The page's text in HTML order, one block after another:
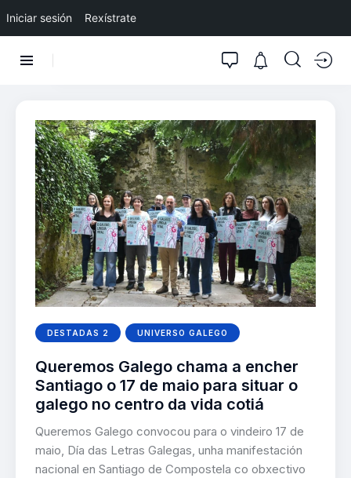
Iniciar sesión Rexístrate
DESTADAS 2 UNIVERSO GALEGO
Queremos Galego chama a encher
Santiago o 17 de maio para situar o
galego no centro da vida cotiá
Queremos Galego convocou para o vindeiro 17 de
maio, Día das Letras Galegas, unha manifestación
nacional en Santiago de Compostela co obxectivo